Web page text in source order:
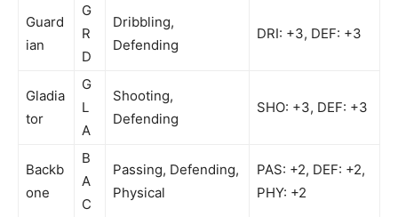
Guard
ian
G
R
D
Dribbling,
Defending
DRI: +3, DEF: +3
Gladia
tor
G
L
A
Shooting,
Defending
SHO: +3, DEF: +3
Backb
one
B
A
C
Passing, Defending,
Physical
PAS: +2, DEF: +2,
PHY: +2